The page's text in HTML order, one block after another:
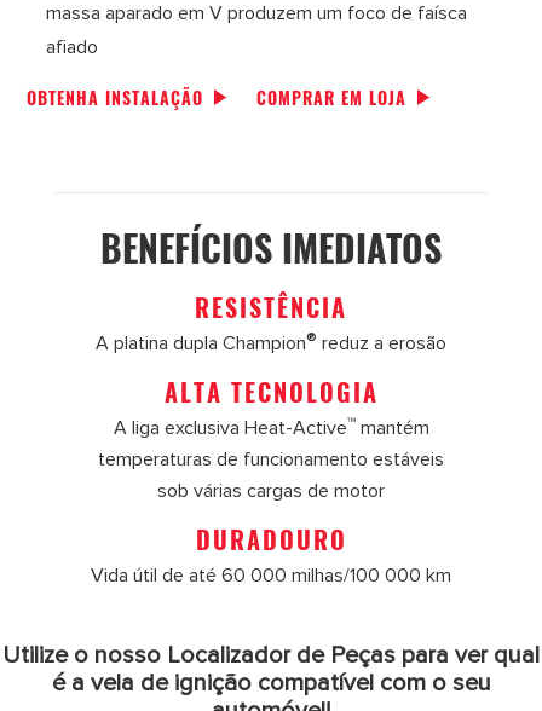
massa aparado em V produzem um foco de faísca
afiado
OBTENHA INSTALAÇÃO COMPRAR EM LOJA
BENEFÍCIOS IMEDIATOS
RESISTÊNCIA
A platina dupla Champion® reduz a erosão
ALTA TECNOLOGIA
A liga exclusiva Heat-Active™mantém
temperaturas de funcionamento estáveis
sob várias cargas de motor
DURADOURO
Vida útil de até 60 000 milhas/100 000 km
Utilize o nosso Localizador de Peças para ver qual
é a vela de ignição compatível com o seu